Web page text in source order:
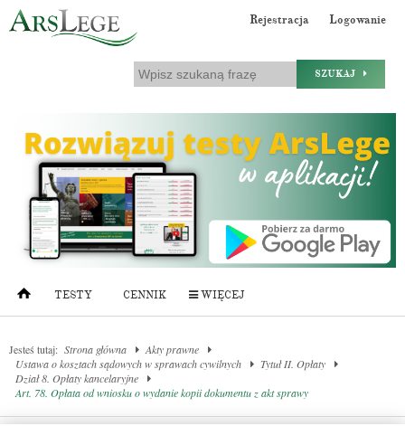
Rejestracja Logowanie
SZUKAJ
TESTY CENNIK WIĘCEJ
Jesteś tutaj: Strona główna
Akty prawne
Ustawa o kosztach sądowych w sprawach cywilnych
Tytuł II. Opłaty
Dział 8. Opłaty kancelaryjne
Art. 78. Opłata od wniosku o wydanie kopii dokumentu z akt sprawy